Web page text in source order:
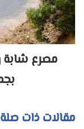
مصرع شابة
مقالات ذات صلة